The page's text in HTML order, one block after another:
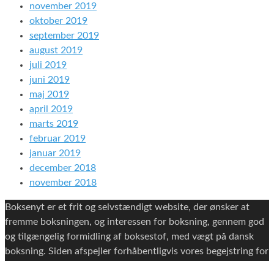
november 2019
oktober 2019
september 2019
august 2019
juli 2019
juni 2019
maj 2019
april 2019
marts 2019
februar 2019
januar 2019
december 2018
november 2018
Boksenyt er et frit og selvstændigt website, der ønsker at
fremme boksningen, og interessen for boksning, gennem god
og tilgængelig formidling af boksestof, med vægt på dansk
boksning. Siden afspejler forhåbentligvis vores begejstring for